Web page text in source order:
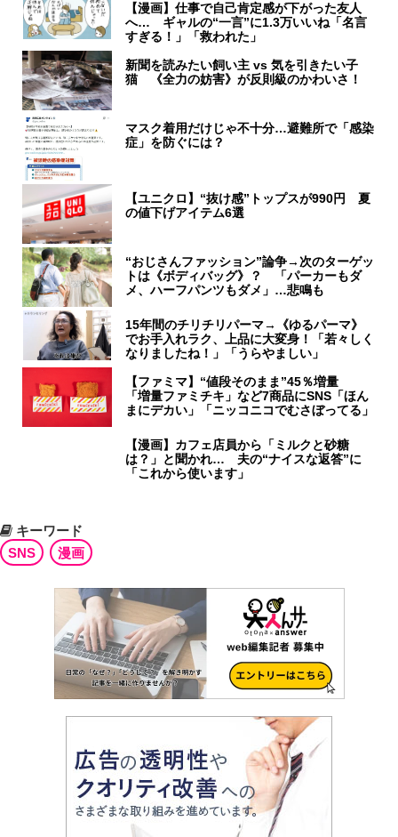
【漫画】仕事で自己肯定感が下がった友人
へ… ギャルの“一言”に1.3万いいね「名言
すぎる！」「救われた」
新聞を読みたい飼い主 vs 気を引きたい子
猫 《全力の妨害》が反則級のかわいさ！
マスク着用だけじゃ不十分…避難所で「感染
症」を防ぐには？
【ユニクロ】“抜け感”トップスが990円 夏
の値下げアイテム6選
“おじさんファッション”論争→次のターゲッ
トは《ボディバッグ》？ 「パーカーもダ
メ、ハーフパンツもダメ」…悲鳴も
15年間のチリチリパーマ→《ゆるパーマ》
でお手入れラク、上品に大変身！「若々しく
なりましたね！」「うらやましい」
【ファミマ】“値段そのまま”45％増量
「増量ファミチキ」など7商品にSNS「ほん
まにデカい」「ニッコニコでむさぼってる」
【漫画】カフェ店員から「ミルクと砂糖
は？」と聞かれ… 夫の“ナイスな返答”に
「これから使います」
キーワード
SNS
漫画